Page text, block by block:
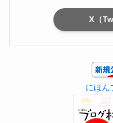
X（
にほん